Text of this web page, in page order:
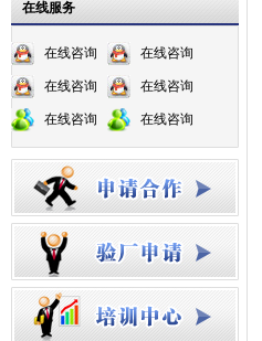
在线服务
在线咨询 在线咨询
在线咨询 在线咨询
在线咨询 在线咨询